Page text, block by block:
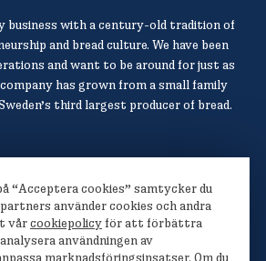
business with a century-old tradition of
and bread culture. We have been
and want to be around for just as
has grown from a small family
third largest producer of bread.
“Acceptera cookies” samtycker du
använder cookies och andra
vårcookiepolicyför att förbättra
användningen av
marknadsföringsinsatser. Om du